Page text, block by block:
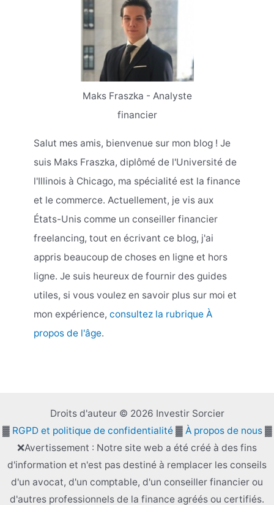
Maks Fraszka - Analyste
financier
Salut mes amis, bienvenue sur mon blog ! Je
suis Maks Fraszka, diplômé de l'Université de
l'Illinois à Chicago, ma spécialité est la finance
et le commerce. Actuellement, je vis aux
États-Unis comme un conseiller financier
freelancing, tout en écrivant ce blog, j'ai
appris beaucoup de choses en ligne et hors
ligne. Je suis heureux de fournir des guides
utiles, si vous voulez en savoir plus sur moi et
mon expérience, consultez la rubrique À
propos de l'âge.
Droits d'auteur © 2026 Investir Sorcier
▓ RGPD et politique de confidentialité▓ À propos de nous▓
❌Avertissement : Notre site web a été créé à des fins
d'information et n'est pas destiné à remplacer les conseils
d'un avocat, d'un comptable, d'un conseiller financier ou
d'autres professionnels de la finance agréés ou certifiés.